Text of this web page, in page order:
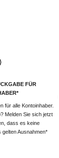
FÜR
für alle Kontoinhaber.
Melden Sie sich jetzt
dass es keine
gelten Ausnahmen*